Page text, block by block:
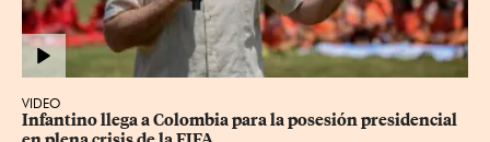
VIDEO
Infantino llega a Colombia para la posesión presidencial